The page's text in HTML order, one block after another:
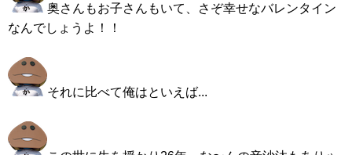
奥さんもお子さんもいて、さぞ幸せなバレンタイン
なんでしょうよ！！
それに比べて俺はといえば...